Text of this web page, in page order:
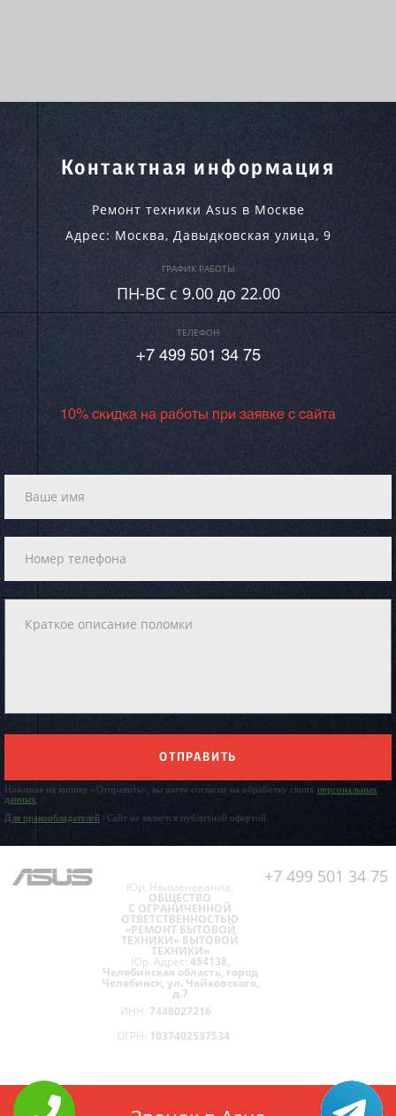
Контактная информация
Ремонт техники Asus в Москве
Адрес: Москва, Давыдковская улица, 9
ГРАФИК РАБОТЫ
ПН-ВC c 9.00 до 22.00
ТЕЛЕФОН
+7 499 501 34 75
10% скидка на работы при заявке с сайта
ОТПРАВИТЬ
Нажимая на кнопку «Отправить», вы даете согласие на обработку своих персональных
данных
Для правообладателей | Сайт не является публичной офертой.
+7 499 501 34 75
Юр. Наименование:
ОБЩЕСТВО
С ОГРАНИЧЕННОЙ
ОТВЕТСТВЕННОСТЬЮ
«РЕМОНТ БЫТОВОЙ
ТЕХНИКИ» БЫТОВОЙ
ТЕХНИКИ»
Юр. Адрес: 454138,
Челябинская область, город
Челябинск, ул. Чайковского,
д.7
ИНН: 7448027216
ОГРН: 1037402537534